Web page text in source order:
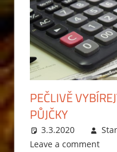
PEČLIVĚ
PŮJČKY
3.3.2020
Leave a comment